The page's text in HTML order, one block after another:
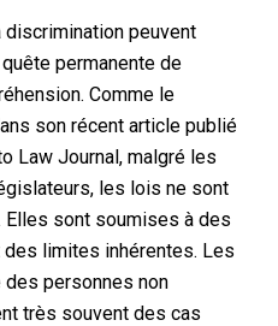
peuvent
permanente de
Comme le
son récent article publié
Law Journal, malgré les
les lois ne sont
sont soumises à des
limites inhérentes. Les
des personnes non
très souvent des cas